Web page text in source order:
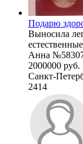
Подарю
Выносила
Анна
2000000 руб.
Санкт-
2414